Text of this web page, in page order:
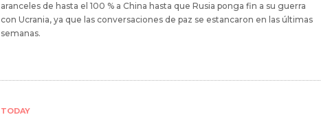
aranceles de hasta el 100 % a China hasta que Rusia ponga fin a su guerra
con Ucrania, ya que las conversaciones de paz se estancaron en las últimas
semanas.
TODAY